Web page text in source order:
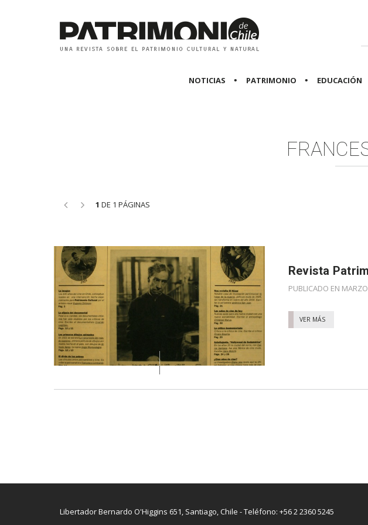
NOTICIAS PATRIMONIO EDUCACIÓN
<< >> 1 DE 1 PÁGINAS
Revista
PUBLICADO EN
VER MÁS
Libertador Bernardo O'Higgins 651, Santiago, Chile - Teléfono: +56 2 2360 5245